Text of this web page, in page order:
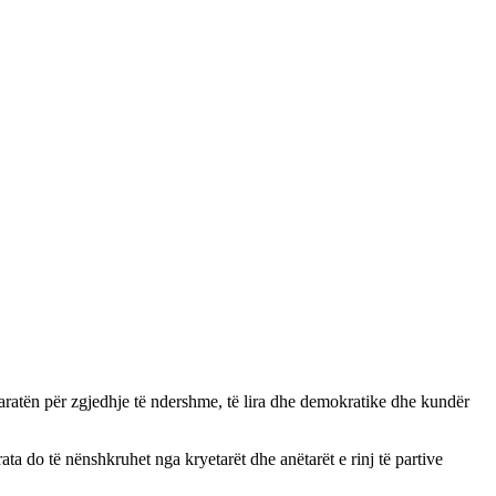
për zgjedhje të ndershme, të lira dhe demokratike dhe kundër
do të nënshkruhet nga kryetarët dhe anëtarët e rinj të partive